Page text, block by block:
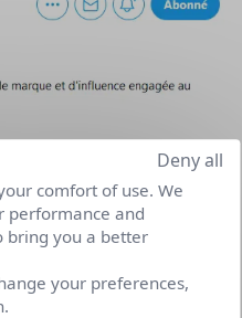
comfort of use. We
performance and
bring you a better
your preferences,
Deny all